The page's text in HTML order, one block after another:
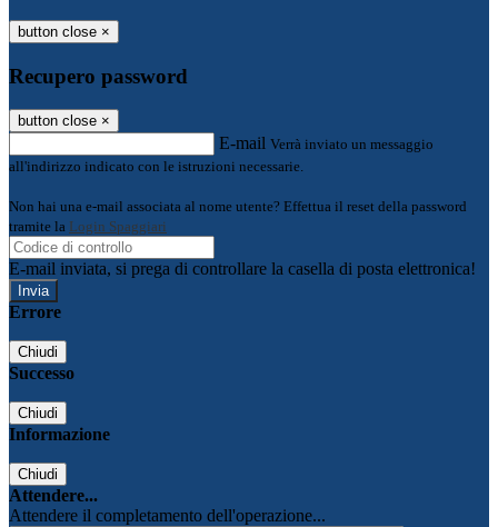
button close ×
Recupero password
button close ×
E-mail Verrà inviato un messaggio
all'indirizzo indicato con le istruzioni necessarie.
Non hai una e-mail associata al nome utente? Effettua il reset della password
tramite la Login Spaggiari
E-mail inviata, si prega di controllare la casella di posta elettronica!
Errore
Chiudi
Successo
Chiudi
Informazione
Chiudi
Attendere...
Attendere il completamento dell'operazione...